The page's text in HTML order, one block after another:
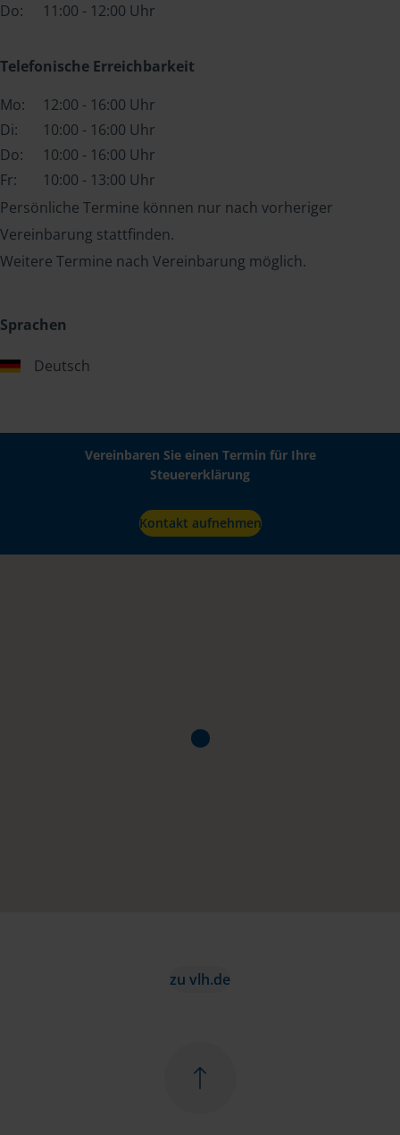
Do:
11:00 - 12:00 Uhr
Telefonische Erreichbarkeit
Mo:
12:00 - 16:00 Uhr
Di:
10:00 - 16:00 Uhr
Do:
10:00 - 16:00 Uhr
Fr:
10:00 - 13:00 Uhr
Persönliche Termine können nur nach vorheriger
Vereinbarung stattfinden.
Weitere Termine nach Vereinbarung möglich.
Sprachen
Deutsch
Vereinbaren Sie einen Termin für Ihre
Steuererklärung
Kontakt aufnehmen
zu vlh.de